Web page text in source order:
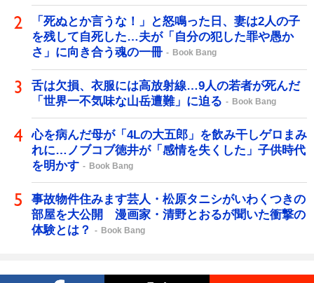
「死ぬとか言うな！」と怒鳴った日、妻は2人の子
を残して自死した…夫が「自分の犯した罪や愚か
さ」に向き合う魂の一冊
Book Bang
舌は欠損、衣服には高放射線…9人の若者が死んだ
「世界一不気味な山岳遭難」に迫る
Book Bang
心を病んだ母が「4Lの大五郎」を飲み干しゲロまみ
れに…ノブコブ徳井が「感情を失くした」子供時代
を明かす
Book Bang
事故物件住みます芸人・松原タニシがいわくつきの
部屋を大公開 漫画家・清野とおるが聞いた衝撃の
体験とは？
Book Bang